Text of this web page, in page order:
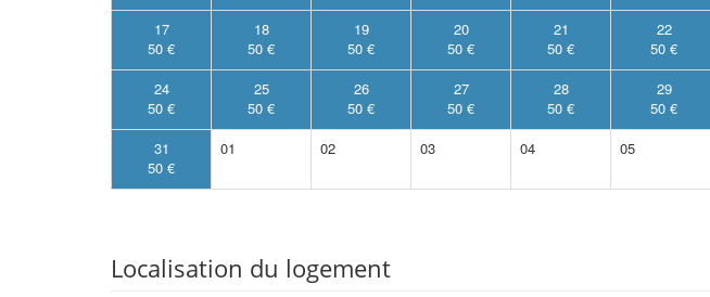
17
50 €
18
50 €
19
50 €
20
50 €
21
50 €
22
50 €
24
50 €
25
50 €
26
50 €
27
50 €
28
50 €
29
50 €
31
50 €
01 02 03 04 05
Localisation du logement